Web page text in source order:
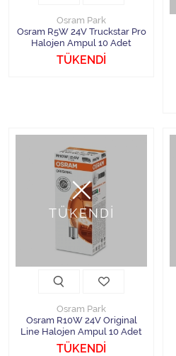
Osram Park
Osram R5W 24V Truckstar Pro
Halojen Ampul 10 Adet
TÜKENDİ
TÜKENDİ
Osram Park
Osram R10W 24V Original
Line Halojen Ampul 10 Adet
TÜKENDİ